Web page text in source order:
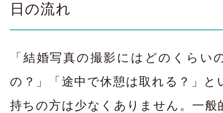
アクセス
日の流れ
「結婚写真の撮影にはどのくらい
の？」「途中で休憩は取れる？」と
持ちの方は少なくありません。一般